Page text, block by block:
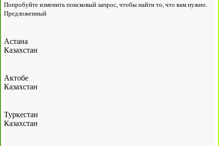
Попробуйте изменить поисковый запрос, чтобы найти то, что вам нужно.
Предложенный
Астана
Казахстан
Актобе
Казахстан
Туркестан
Казахстан